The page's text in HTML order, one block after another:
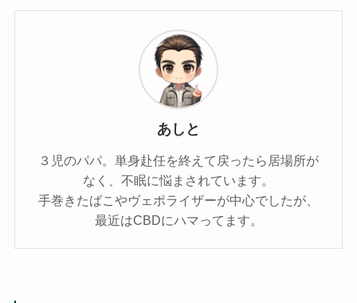
あしと
３児のパパ。単身赴任を終えて戻ったら居場所が
なく、不眠に悩まされています。
手巻きたばこやヴェポライザーが中心でしたが、
最近はCBDにハマってます。